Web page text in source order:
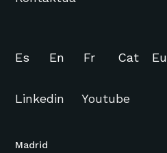
Madrid
Es En Fr Cat Eu
Linkedin Youtube